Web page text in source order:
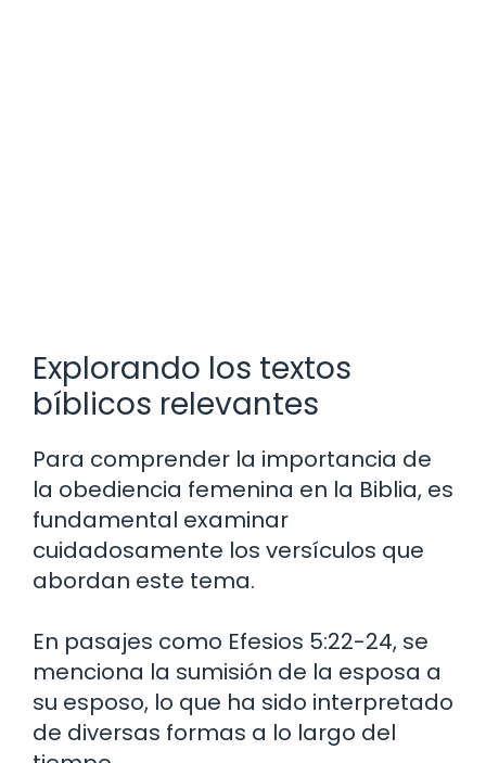
Explorando los textos
bíblicos relevantes
Para comprender la importancia de
la obediencia femenina en la Biblia, es
fundamental examinar
cuidadosamente los versículos que
abordan este tema.
En pasajes como Efesios 5:22-24, se
menciona la sumisión de la esposa a
su esposo, lo que ha sido interpretado
de diversas formas a lo largo del